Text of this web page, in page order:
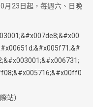
月23日起，每週六、日晚
站）